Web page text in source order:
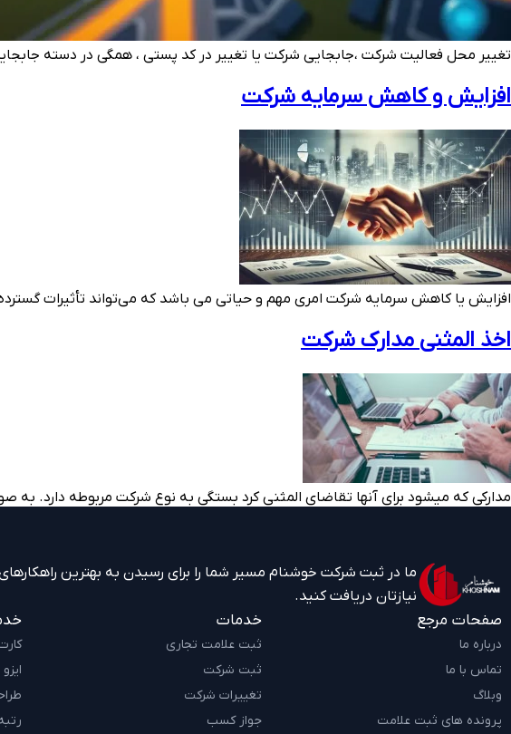
تغییر محل فعالیت شرکت ،جابجایی شرکت یا تغییر در کد پستی ، همگی در دسته
افزایش و کاهش سرمایه شرکت
افزایش یا کاهش سرمایه شرکت امری مهم و حیاتی می باشد که می‌تواند تأثیرات
اخذ المثنی مدارک شرکت
مدارکی که می­شود برای آن­ها تقاضای المثنی کرد بستگی به نوع شرکت مربوطه دارد. به
ما در ثبت شرکت خوشنام مسیر شما را برای رسیدن به بهترین
نیازتان دریافت کنید.
صفحات مرجع
درباره ما
تماس با ما
وبلاگ
پرونده های ثبت علامت
خدمات
ثبت علامت تجاری
ثبت شرکت
تغییرات شرکت
جواز کسب
ایزو